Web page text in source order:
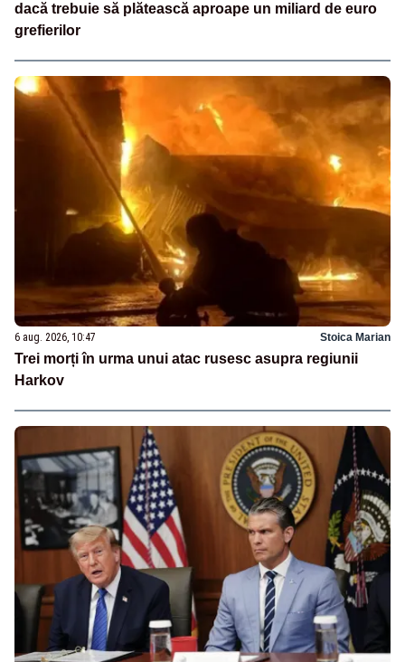
dacă trebuie să plătească aproape un miliard de euro
grefierilor
6 aug. 2026, 10:47 Stoica Marian
Trei morți în urma unui atac rusesc asupra regiunii
Harkov